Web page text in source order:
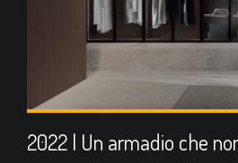
2022 | Un armadio che